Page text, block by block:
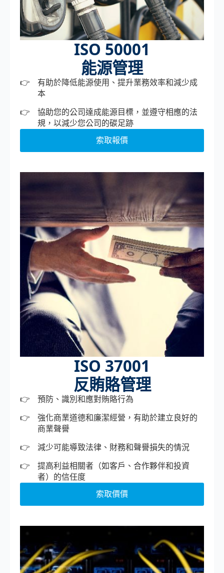
ISO 50001
能源管理
有助於降低能源使用、提升業務效率和減少成
本
協助您的公司達成能源目標，並遵守相應的法
規，以減少您公司的碳足跡
索取報價
ISO 37001
反賄賂管理
預防、識別和應對賄賂行為
強化商業道德和廉潔經營，有助於建立良好的
商業聲譽
減少可能導致法律、財務和聲譽損失的情況
提高利益相關者（如客戶、合作夥伴和投資
者）的信任度
索取價價